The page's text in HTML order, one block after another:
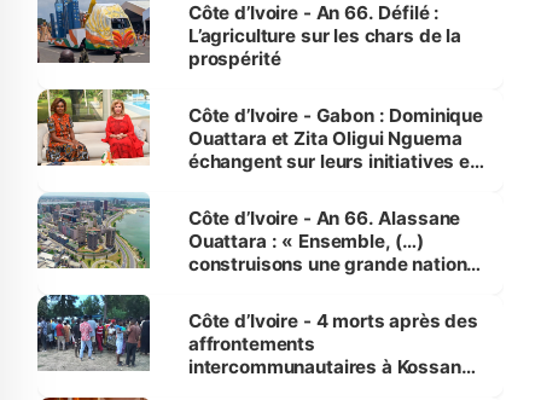
Côte d’Ivoire - An 66. Défilé :
L’agriculture sur les chars de la
prospérité
Côte d’Ivoire - Gabon : Dominique
Ouattara et Zita Oligui Nguema
échangent sur leurs initiatives en
enfants
Côte d’Ivoire - An 66. Alassane
Ouattara : « Ensemble, (…)
construisons une grande nation
générations futures »
Côte d’Ivoire - 4 morts après des
affrontements
intercommunautaires à Kossandji